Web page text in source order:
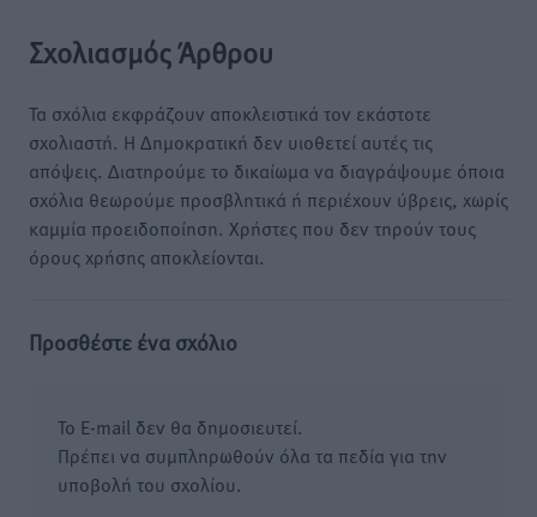
Σχολιασμός Άρθρου
Τα σχόλια εκφράζουν αποκλειστικά τον εκάστοτε
σχολιαστή. Η Δημοκρατική δεν υιοθετεί αυτές τις
απόψεις. Διατηρούμε το δικαίωμα να διαγράψουμε όποια
σχόλια θεωρούμε προσβλητικά ή περιέχουν ύβρεις, χωρίς
καμμία προειδοποίηση. Χρήστες που δεν τηρούν τους
όρους χρήσης αποκλείονται.
Προσθέστε ένα σχόλιο
Το E-mail δεν θα δημοσιευτεί.
Πρέπει να συμπληρωθούν όλα τα πεδία για την
υποβολή του σχολίου.